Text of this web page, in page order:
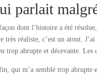
parlait
dont l’histoire a été
très réaliste, c’est un atout.
trop abrupte et décevante.
qui m’a semblé trop abrupte